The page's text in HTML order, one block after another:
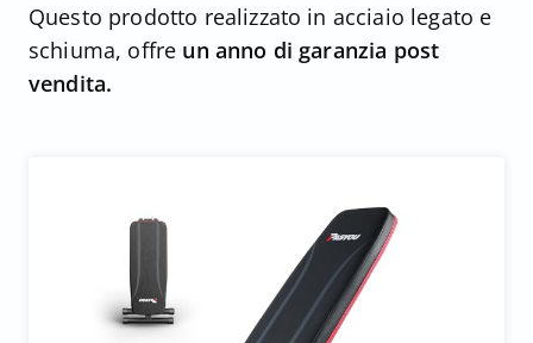
Questo prodotto realizzato in acciaio legato e
schiuma, offre un anno di garanzia post
vendita.